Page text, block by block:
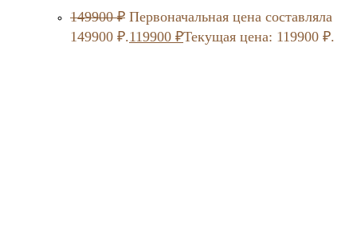
149900₽ Первоначальная цена составляла
149900 ₽.119900 ₽Текущая цена: 119900 ₽.